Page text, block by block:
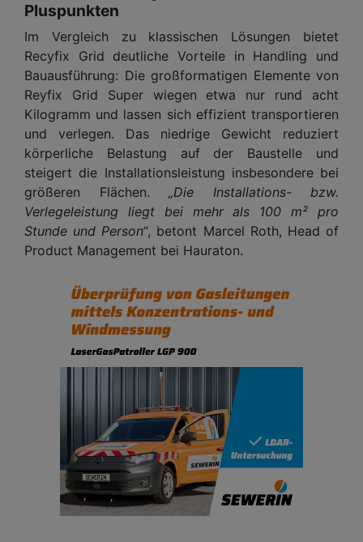
Pluspunkten
Im Vergleich zu klassischen Lösungen bietet
Recyfix Grid deutliche Vorteile in Handling und
Bauausführung: Die großformatigen Elemente von
Reyfix Grid Super wiegen etwa nur rund acht
Kilogramm und lassen sich effizient transportieren
und verlegen. Das niedrige Gewicht reduziert
körperliche Belastung auf der Baustelle und
steigert die Installationsleistung insbesondere bei
größeren Flächen. „Die Installations- bzw.
Verlegeleistung liegt bei mehr als 100 m² pro
Stunde und Person“, betont Marcel Roth, Head of
Product Management bei Hauraton.